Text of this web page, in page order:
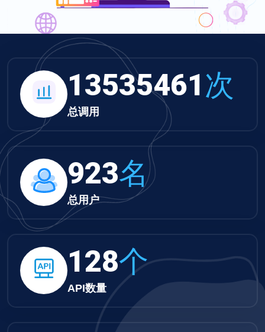
14002201次
总调用
955名
总用户
132个
API数量